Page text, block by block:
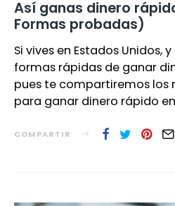
Así ganas dinero
Formas probadas)
Si vives en Estados Unidos,
formas rápidas de ganar
pues te compartiremos
para ganar dinero rápido en
COMPARTIR